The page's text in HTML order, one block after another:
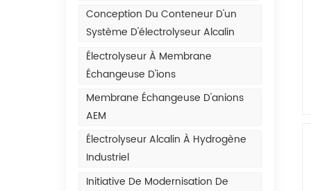
Conception Du Conteneur D'un
Système D'électrolyseur Alcalin
Électrolyseur À Membrane
Échangeuse D'ions
Membrane Échangeuse D'anions
AEM
Électrolyseur Alcalin À Hydrogène
Industriel
Initiative De Modernisation De